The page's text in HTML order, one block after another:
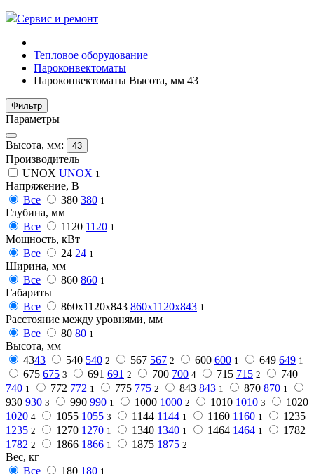
Сервис и ремонт
Тепловое оборудование
Пароконвектоматы
Пароконвектоматы Высота, мм 43
Фильтр
Параметры
Высота, мм: 43
Производитель
UNOX UNOX 1
Напряжение, В
Все
380 380 1
Глубина, мм
Все
1120 1120 1
Мощность, кВт
Все
24 24 1
Ширина, мм
Все
860 860 1
Габариты
Все
860x1120x843 860x1120x843 1
Расстояние между уровнями, мм
Все
80 80 1
Высота, мм
4343 540 540 2 567 567 2 600 600 1 649 649 1
675 675 3 691 691 2 700 700 4 715 715 2
740
740 1 772 772 1 775 775 2 843 843 1 870 870 1
930 930 3 990 990 1 1000 1000 2 1010 1010 3
1020
1020 4 1055 1055 3 1144 1144 1 1160 1160 1
1235
1235 2 1270 1270 1 1340 1340 1 1464 1464 1
1782
1782 2 1866 1866 1 1875 1875 2
Вес, кг
Все
180 180 1